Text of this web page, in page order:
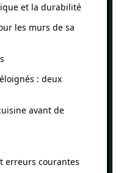
et la durabilité
les murs de sa
: deux
avant de
erreurs courantes